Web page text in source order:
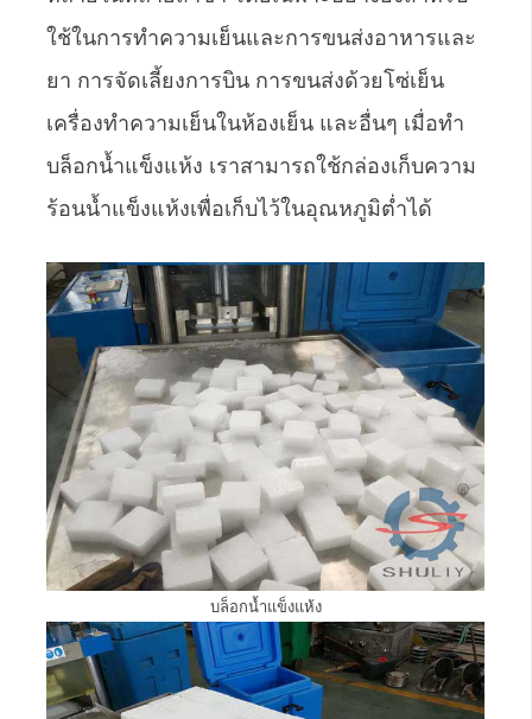
ใช้ในการทำความเย็นและการขนส่งอาหารและ
ยา การจัดเลี้ยงการบิน การขนส่งด้วยโซ่เย็น
เครื่องทำความเย็นในห้องเย็น และอื่นๆ เมื่อทำ
บล็อกน้ำแข็งแห้ง เราสามารถใช้กล่องเก็บความ
ร้อนน้ำแข็งแห้งเพื่อเก็บไว้ในอุณหภูมิต่ำได้
บล็อกน้ำแข็งแห้ง